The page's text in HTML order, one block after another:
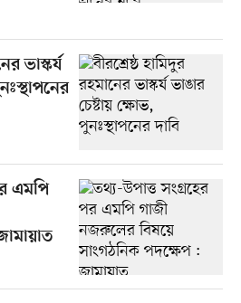
ভাস্কর্য
এমপি